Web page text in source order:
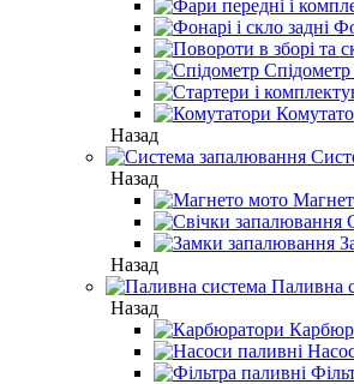
Спідометр
Назад
Назад
Назад
Паливна
Назад